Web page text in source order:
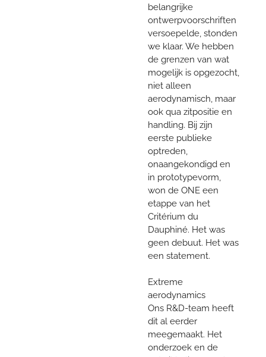
belangrijke
ontwerpvoorschriften
versoepelde, stonden
we klaar. We hebben
de grenzen van wat
mogelijk is opgezocht,
niet alleen
aerodynamisch, maar
ook qua zitpositie en
handling. Bij zijn
eerste publieke
optreden,
onaangekondigd en
in prototypevorm,
won de ONE een
etappe van het
Critérium du
Dauphiné. Het was
geen debuut. Het was
een statement.
Extreme
aerodynamics
Ons R&D-team heeft
dit al eerder
meegemaakt. Het
onderzoek en de